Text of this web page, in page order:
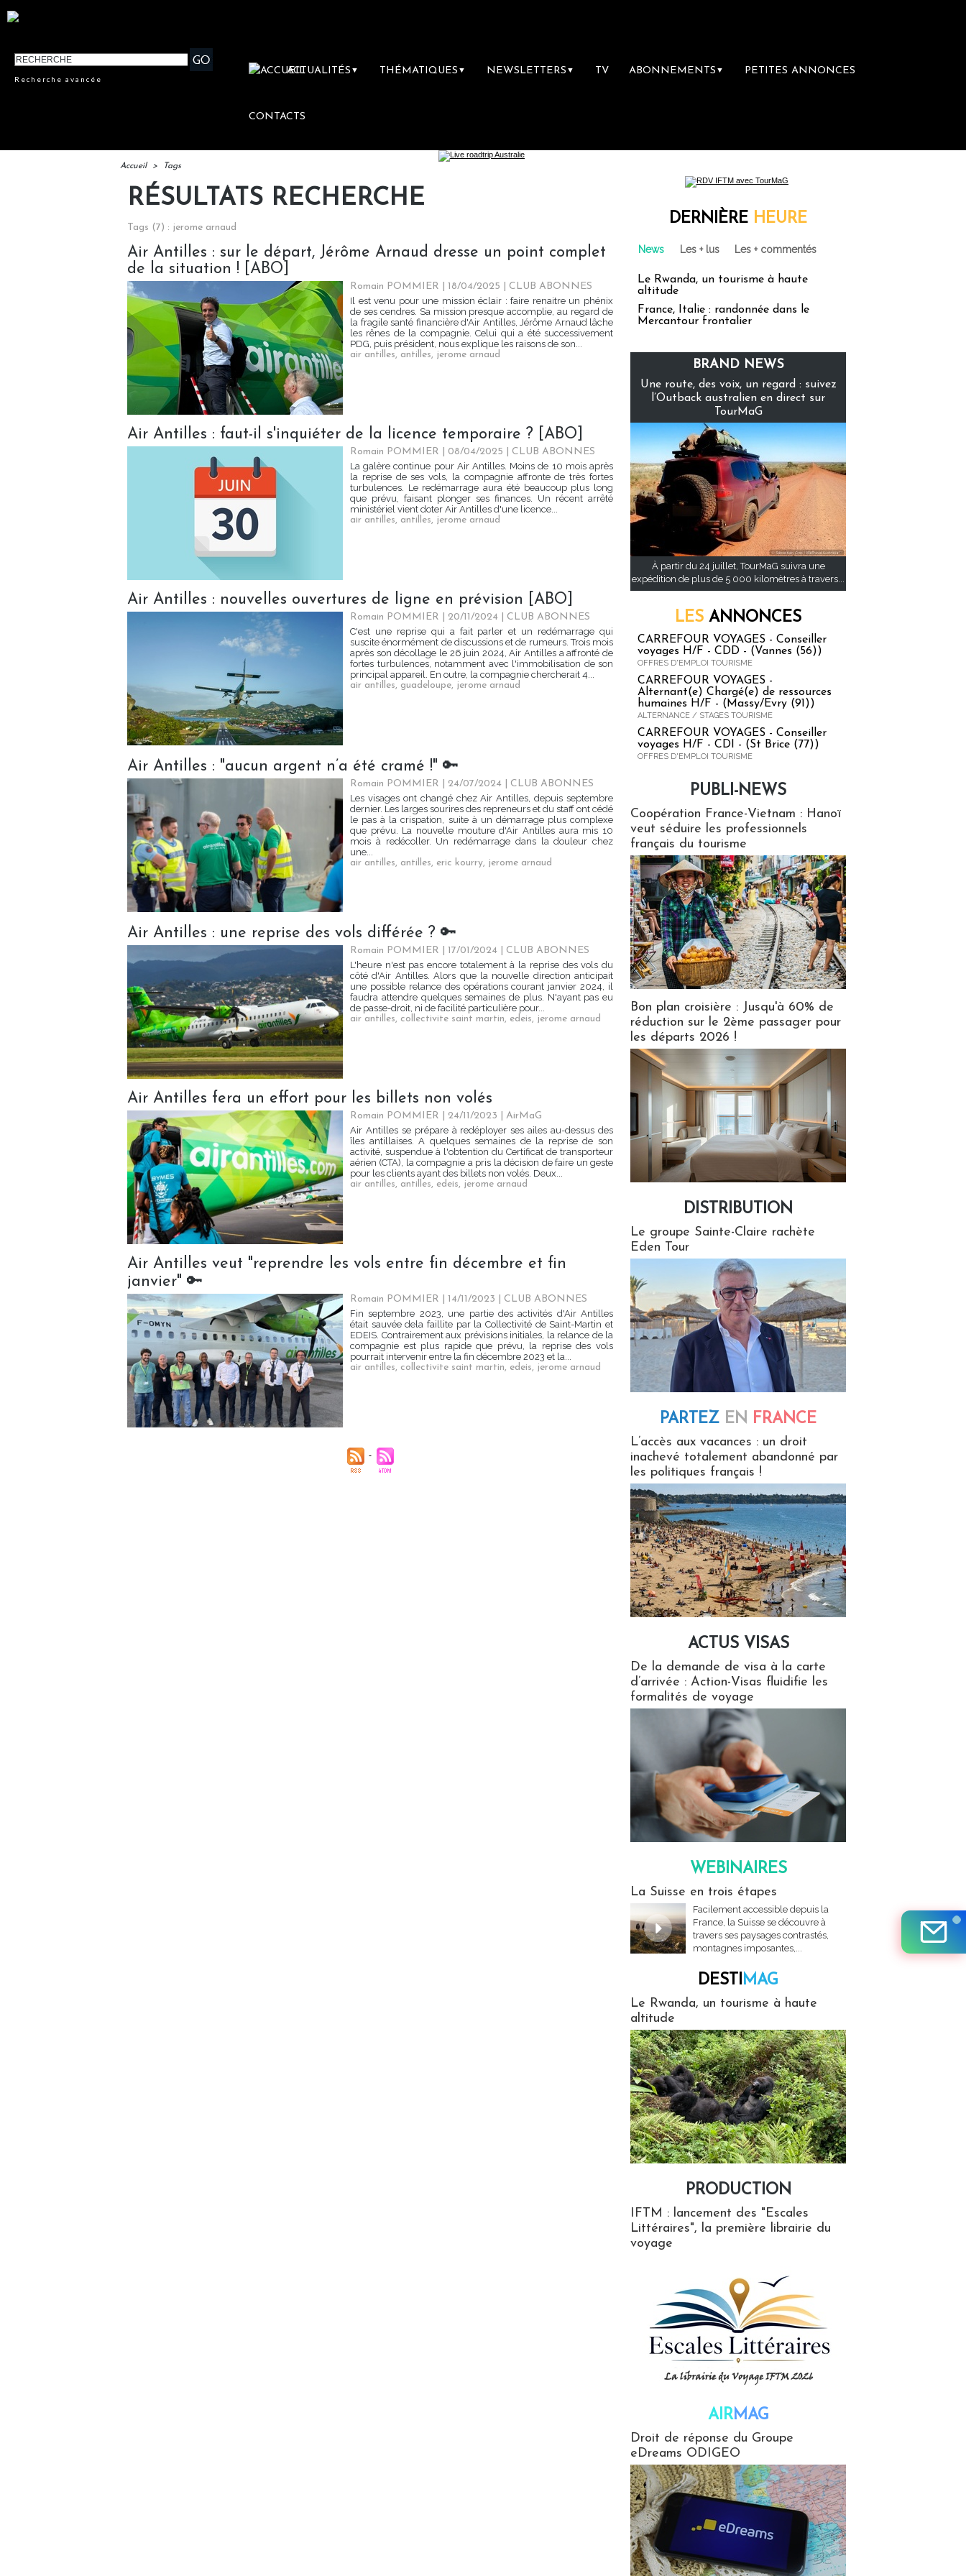
Recherche avancée
ACTUALITÉS ▼ THÉMATIQUES ▼ NEWSLETTERS ▼ TV ABONNEMENTS ▼ PETITES ANNONCES
CONTACTS
Accueil > Tags
RÉSULTATS RECHERCHE
Tags (7) : jerome arnaud
Air Antilles : sur le départ, Jérôme Arnaud dresse un point complet
de la situation ! [ABO]
Romain POMMIER | 18/04/2025
CLUB ABONNES
Il est venu pour une mission éclair : faire renaitre un phénix
de ses cendres. Sa mission presque accomplie, au regard de
la fragile santé financière d'Air Antilles, Jérôme Arnaud lâche
les rênes de la compagnie. Celui qui a été successivement
PDG, puis président, nous explique les raisons de son...
air antilles, antilles, jerome arnaud
Air Antilles : faut-il s'inquiéter de la licence temporaire ? [ABO]
Romain POMMIER | 08/04/2025
CLUB ABONNES
La galère continue pour Air Antilles. Moins de 10 mois après
la reprise de ses vols, la compagnie affronte de très fortes
turbulences. Le redémarrage aura été beaucoup plus long
que prévu, faisant plonger ses finances. Un récent arrêté
ministériel vient doter Air Antilles d'une licence...
air antilles, antilles, jerome arnaud
Air Antilles : nouvelles ouvertures de ligne en prévision [ABO]
Romain POMMIER | 20/11/2024
CLUB ABONNES
C'est une reprise qui a fait parler et un redémarrage qui
suscite énormément de discussions et de rumeurs. Trois mois
après son décollage le 26 juin 2024, Air Antilles a affronté de
fortes turbulences, notamment avec l'immobilisation de son
principal appareil. En outre, la compagnie chercherait 4...
air antilles, guadeloupe, jerome arnaud
Air Antilles : "aucun argent n’a été cramé !" 🔑
Romain POMMIER | 24/07/2024
CLUB ABONNES
Les visages ont changé chez Air Antilles, depuis septembre
dernier. Les larges sourires des repreneurs et du staff ont cédé
le pas à la crispation, suite à un démarrage plus complexe
que prévu. La nouvelle mouture d'Air Antilles aura mis 10
mois à redécoller. Un redémarrage dans la douleur chez
une...
air antilles, antilles, eric kourry, jerome arnaud
Air Antilles : une reprise des vols différée ? 🔑
Romain POMMIER | 17/01/2024
CLUB ABONNES
L'heure n'est pas encore totalement à la reprise des vols du
côté d'Air Antilles. Alors que la nouvelle direction anticipait
une possible relance des opérations courant janvier 2024, il
faudra attendre quelques semaines de plus. N'ayant pas eu
de passe-droit, ni de facilité particulière pour...
air antilles, collectivite saint martin, edeis, jerome arnaud
Air Antilles fera un effort pour les billets non volés
Romain POMMIER | 24/11/2023
AirMaG
Air Antilles se prépare à redéployer ses ailes au-dessus des
îles antillaises. A quelques semaines de la reprise de son
activité, suspendue à l'obtention du Certificat de transporteur
aérien (CTA), la compagnie a pris la décision de faire un geste
pour les clients ayant des billets non volés. Deux...
air antilles, antilles, edeis, jerome arnaud
Air Antilles veut "reprendre les vols entre fin décembre et fin
janvier" 🔑
Romain POMMIER | 14/11/2023
CLUB ABONNES
Fin septembre 2023, une partie des activités d'Air Antilles
était sauvée dela faillite par la Collectivité de Saint-Martin et
EDEIS. Contrairement aux prévisions initiales, la relance de la
compagnie est plus rapide que prévu, la reprise des vols
pourrait intervenir entre la fin décembre 2023 et la...
air antilles, collectivite saint martin, edeis, jerome arnaud
DERNIÈRE HEURE
News Les + lus Les + commentés
Le Rwanda, un tourisme à haute
altitude
France, Italie : randonnée dans le
Mercantour frontalier
BRAND NEWS
Une route, des voix, un regard : suivez
l’Outback australien en direct sur
TourMaG
À partir du 24 juillet, TourMaG suivra une
expédition de plus de 5 000 kilomètres à travers...
LES ANNONCES
CARREFOUR VOYAGES - Conseiller
voyages H/F - CDD - (Vannes (56))
OFFRES D'EMPLOI TOURISME
CARREFOUR VOYAGES -
Alternant(e) Chargé(e) de ressources
humaines H/F - (Massy/Evry (91))
ALTERNANCE / STAGES TOURISME
CARREFOUR VOYAGES - Conseiller
voyages H/F - CDI - (St Brice (77))
OFFRES D'EMPLOI TOURISME
PUBLI-NEWS
Coopération France-Vietnam : Hanoï
veut séduire les professionnels
français du tourisme
Bon plan croisière : Jusqu'à 60% de
réduction sur le 2ème passager pour
les départs 2026 !
DISTRIBUTION
Le groupe Sainte-Claire rachète
Eden Tour
PARTEZ EN FRANCE
L’accès aux vacances : un droit
inachevé totalement abandonné par
les politiques français !
ACTUS VISAS
De la demande de visa à la carte
d’arrivée : Action-Visas fluidifie les
formalités de voyage
WEBINAIRES
La Suisse en trois étapes
Facilement accessible depuis la
France, la Suisse se découvre à
travers ses paysages contrastés,
montagnes imposantes,...
DESTIMAG
Le Rwanda, un tourisme à haute
altitude
PRODUCTION
IFTM : lancement des "Escales
Littéraires", la première librairie du
voyage
AIRMAG
Droit de réponse du Groupe
eDreams ODIGEO